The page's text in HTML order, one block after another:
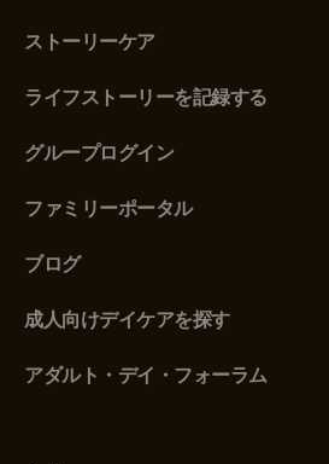
ストーリーケア
ライフストーリーを記録する
グループログイン
ファミリーポータル
ブログ
成人向けデイケアを探す
アダルト・デイ・フォーラム